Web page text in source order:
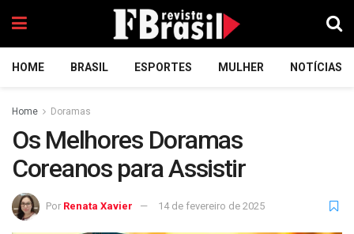
HOME BRASIL ESPORTES MULHER NOTÍCIAS
Home Doramas
Os Melhores Doramas
Coreanos para Assistir
Por Renata Xavier 14 de fevereiro de 2025